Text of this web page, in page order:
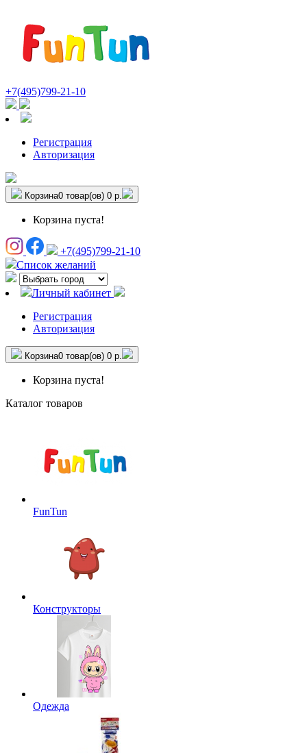
+7(495)799-21-10
Регистрация
Авторизация
Корзина0 товар(ов) 0 р.
Корзина пуста!
+7(495)799-21-10
Список желаний
Личный кабинет
Регистрация
Авторизация
Корзина0 товар(ов) 0 р.
Корзина пуста!
Каталог товаров
FunTun
Конструкторы
Одежда